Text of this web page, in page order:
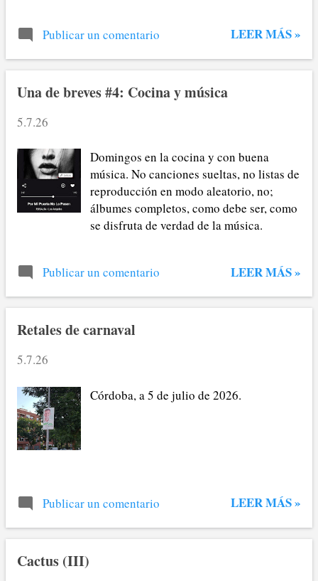
publicar algo. Estos días han sido muchas las ideas que
me han rondado la cabeza mientras leía, veía la tele,
daba un paseo o hacía la comida. "Esta idea es buena
para mi cuaderno", decía para mis acentos, a veces a
ese cajón de sastre que son los borradores, pero la
saben, he pasado un curso algo complicado por la
distancia que he recorrido cada día entre casa y el
trabajo. Creo que eso me ha dejado tan agotado que
cuando por fin he empezado las vacaciones he
necesitado días y días para recuperarme. Saben ustedes
Publicar un comentario LEER MÁS »
Una de breves #4: Cocina y música
5.7.26
Domingos en la cocina y con buena
música. No canciones sueltas, no listas de
reproducción en modo aleatorio, no;
álbumes completos, como debe ser, como
se disfruta de verdad de la música.
Publicar un comentario LEER MÁS »
Retales de carnaval
5.7.26
Córdoba, a 5 de julio de 2026.
Publicar un comentario LEER MÁS »
Cactus (III)